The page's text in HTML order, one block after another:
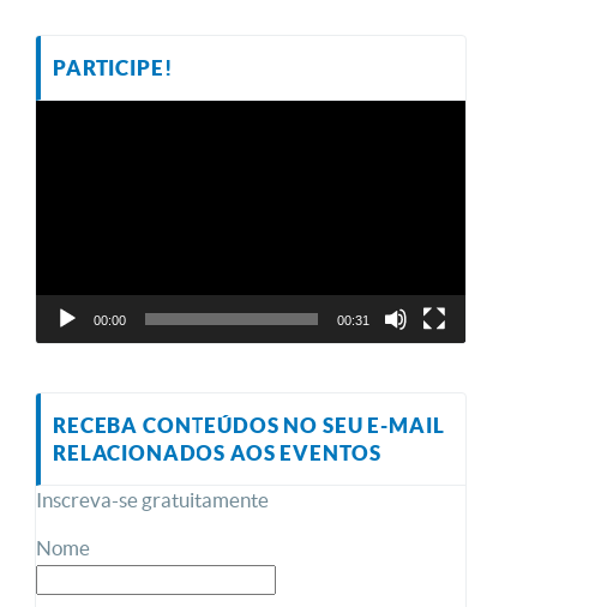
PARTICIPE!
00:00 00:31
RECEBA CONTEÚDOS NO SEU E-MAIL
RELACIONADOS AOS EVENTOS
Inscreva-se gratuitamente
Nome